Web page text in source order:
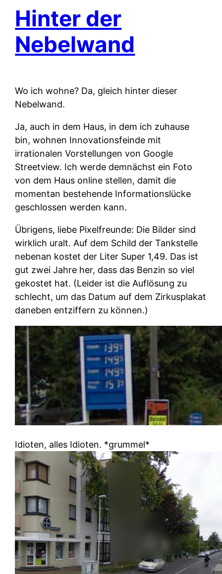
Hinter der
Nebelwand
Wo ich wohne? Da, gleich hinter dieser
Nebelwand.
Ja, auch in dem Haus, in dem ich zuhause
bin, wohnen Innovationsfeinde mit
irrationalen Vorstellungen von Google
Streetview. Ich werde demnächst ein Foto
von dem Haus online stellen, damit die
momentan bestehende Informationslücke
geschlossen werden kann.
Übrigens, liebe Pixelfreunde: Die Bilder sind
wirklich uralt. Auf dem Schild der Tankstelle
nebenan kostet der Liter Super 1,49. Das ist
gut zwei Jahre her, dass das Benzin so viel
gekostet hat. (Leider ist die Auflösung zu
schlecht, um das Datum auf dem Zirkusplakat
daneben entziffern zu können.)
Idioten, alles Idioten. *grummel*